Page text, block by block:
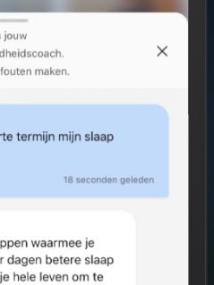
voor werkgever.
werkgever altijd via arbodienst
gratis